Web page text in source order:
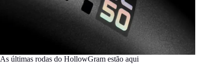
As últimas rodas do HollowGram estão aqui